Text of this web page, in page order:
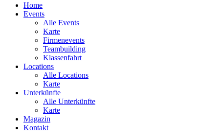
Home
Events
Alle Events
Karte
Firmenevents
Teambuilding
Klassenfahrt
Locations
Alle Locations
Karte
Unterkünfte
Alle Unterkünfte
Karte
Magazin
Kontakt